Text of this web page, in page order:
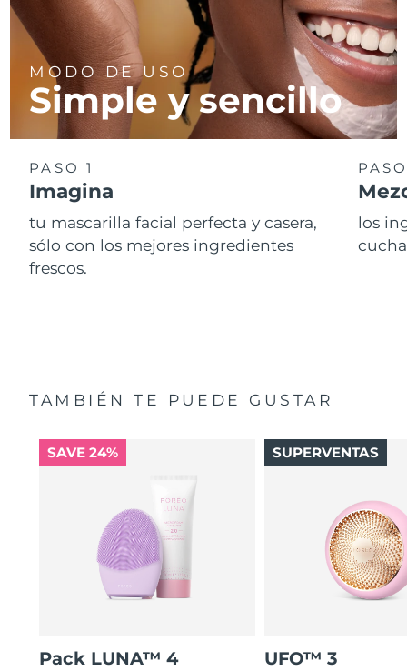
MODO DE USO
Simple y sencillo
PASO 1
Imagina
tu mascarilla facial perfecta y casera,
sólo con los mejores ingredientes
frescos.
los
TAMBIÉN TE PUEDE GUSTAR
SAVE 24%
Pack LUNA™ 4 UFO™ 3
SUPERVENTAS